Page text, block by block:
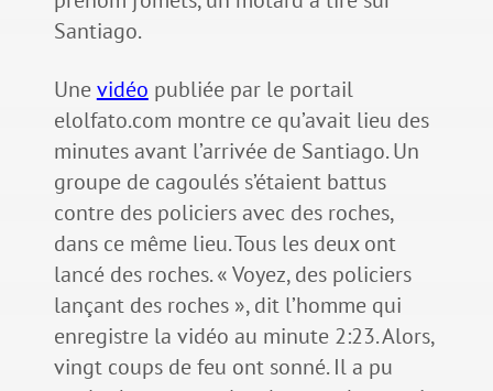
Santiago.
Unevidéo publiée par le portail
elolfato.com montre ce qu’avait lieu des
minutes avant l’arrivée de Santiago. Un
groupe de cagoulés s’étaient battus
contre des policiers avec des roches,
dans ce même lieu. Tous les deux ont
lancé des roches. « Voyez, des policiers
lançant des roches », dit l’homme qui
enregistre la vidéo au minute 2:23. Alors,
vingt coups de feu ont sonné. Il a pu